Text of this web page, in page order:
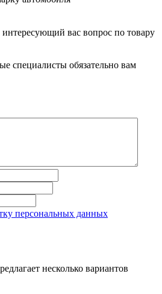
вас вопрос по товару
специалисты обязательно вам
персональных данных
несколько вариантов